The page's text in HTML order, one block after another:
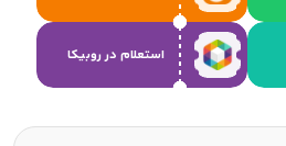
استعلام در روبیکا